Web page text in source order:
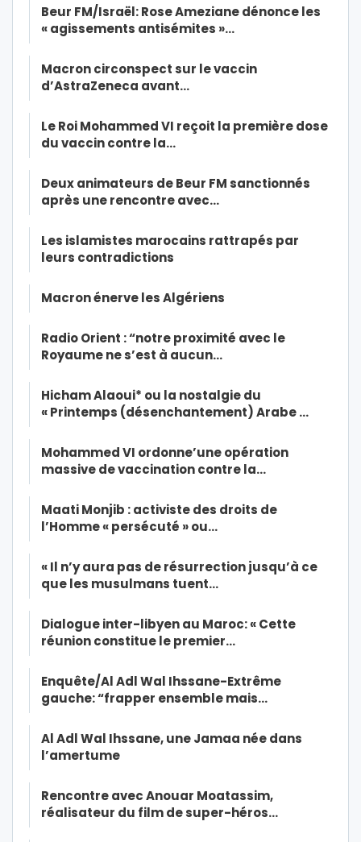
Beur FM/Israël: Rose Ameziane dénonce les
« agissements antisémites »…
Macron circonspect sur le vaccin
d’AstraZeneca avant…
Le Roi Mohammed VI reçoit la première dose
du vaccin contre la…
Deux animateurs de Beur FM sanctionnés
après une rencontre avec…
Les islamistes marocains rattrapés par
leurs contradictions
Macron énerve les Algériens
Radio Orient : “notre proximité avec le
Royaume ne s’est à aucun…
Hicham Alaoui* ou la nostalgie du
« Printemps (désenchantement) Arabe …
Mohammed VI ordonne’une opération
massive de vaccination contre la…
Maati Monjib : activiste des droits de
l’Homme « persécuté » ou…
« Il n’y aura pas de résurrection jusqu’à ce
que les musulmans tuent…
Dialogue inter-libyen au Maroc: « Cette
réunion constitue le premier…
Enquête/Al Adl Wal Ihssane-Extrême
gauche: “frapper ensemble mais…
Al Adl Wal Ihssane, une Jamaa née dans
l’amertume
Rencontre avec Anouar Moatassim,
réalisateur du film de super-héros…